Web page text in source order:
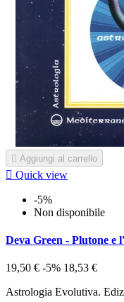
 Aggiungi al carrello
 Quick view
-5%
Non disponibile
Deva Green - Plutone e
19,50 € -5% 18,53 €
Astrologia Evolutiva.